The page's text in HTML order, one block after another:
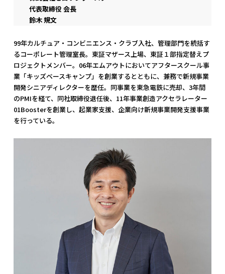
代表取締役 会長
鈴木 規文
99年カルチュア・コンビニエンス・クラブ⼊社、管理部門を統括す
るコーポレート管理室⻑。東証マザース上場、東証１部指定替えプ
ロジェクトメンバー。06年エムアウトにおいてアフタースクール事
業「キッズベースキャンプ」を創業するとともに、兼務で新規事業
開発シニアディレクターを歴任。同事業を東急電鉄に売却、3年間
のPMIを経て、同社取締役退任後、11年事業創造アクセラレーター
01Boosterを創業し、起業家⽀援、企業向け新規事業開発⽀援事業
を⾏っている。